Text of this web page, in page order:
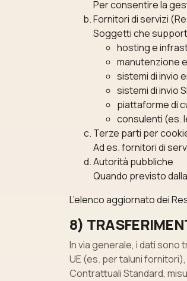
Per consentire la
Fornitori di servizi
Soggetti che
hosting e
manutenzione
sistemi di invio
sistemi di invio
piattaforme di
consulenti (es.
Terze parti per
Ad es. fornitori di
Autorità pubbliche
Quando previsto
L’elenco aggiornato dei
8)
In via generale, i dati
UE (es. per taluni
Contrattuali Standard,